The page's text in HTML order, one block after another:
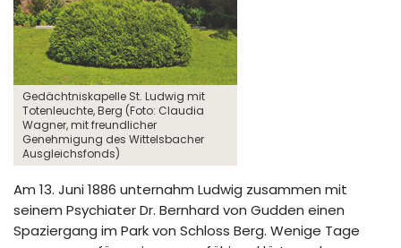
Gedächtniskapelle St. Ludwig mit
Totenleuchte, Berg (Foto: Claudia
Wagner, mit freundlicher
Genehmigung des Wittelsbacher
Ausgleichsfonds)
Am 13. Juni 1886 unternahm Ludwig zusammen mit
seinem Psychiater Dr. Bernhard von Gudden einen
Spaziergang im Park von Schloss Berg. Wenige Tage